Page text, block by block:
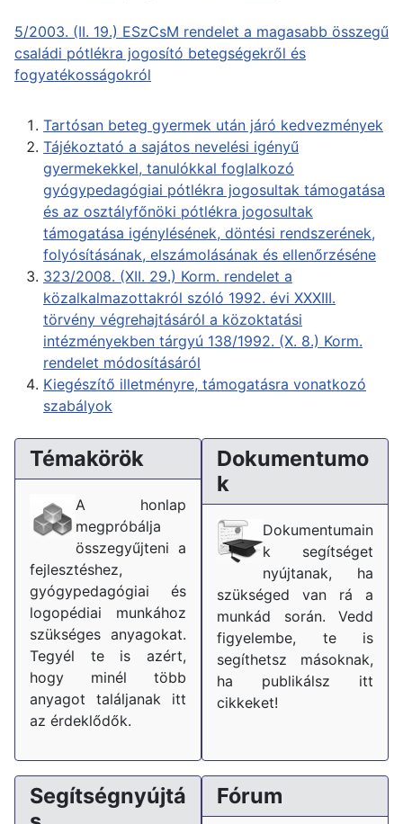
5/2003. (II. 19.) ESzCsM rendelet a magasabb összegű
családi pótlékra jogosító betegségekről és
fogyatékosságokról
Tartósan beteg gyermek után járó kedvezmények
Tájékoztató a sajátos nevelési igényű
gyermekekkel, tanulókkal foglalkozó
gyógypedagógiai pótlékra jogosultak támogatása
és az osztályfőnöki pótlékra jogosultak
támogatása igénylésének, döntési rendszerének,
folyósításának, elszámolásának és ellenőrzéséne
323/2008. (XII. 29.) Korm. rendelet a
közalkalmazottakról szóló 1992. évi XXXIII.
törvény végrehajtásáról a közoktatási
intézményekben tárgyú 138/1992. (X. 8.) Korm.
rendelet módosításáról
Kiegészítő illetményre, támogatásra vonatkozó
szabályok
Témakörök
A honlap
megpróbálja
összegyűjteni a
fejlesztéshez,
gyógypedagógiai és
logopédiai munkához
szükséges anyagokat.
Tegyél te is azért,
hogy minél több
anyagot találjanak itt
az érdeklődők.
Dokumentumo
k
Dokumentumain
k segítséget
nyújtanak, ha
szükséged van rá a
munkád során. Vedd
figyelembe, te is
segíthetsz másoknak,
ha publikálsz itt
cikkeket!
Segítségnyújtá
Fórum